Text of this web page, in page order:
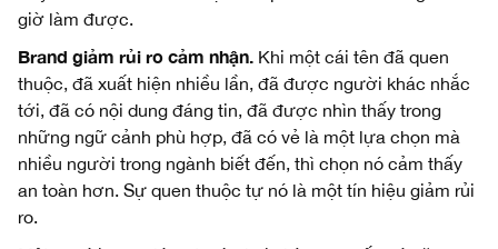
giờ làm được.
Brand giảm rủi ro cảm nhận. Khi một cái tên đã quen
thuộc, đã xuất hiện nhiều lần, đã được người khác nhắc
tới, đã có nội dung đáng tin, đã được nhìn thấy trong
những ngữ cảnh phù hợp, đã có vẻ là một lựa chọn mà
nhiều người trong ngành biết đến, thì chọn nó cảm thấy
an toàn hơn. Sự quen thuộc tự nó là một tín hiệu giảm rủi
ro.